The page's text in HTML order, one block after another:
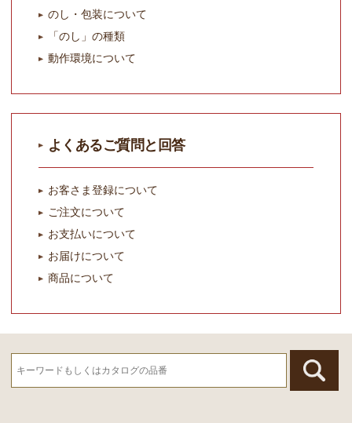
のし・包装について
「のし」の種類
動作環境について
よくあるご質問と回答
お客さま登録について
ご注文について
お支払いについて
お届けについて
商品について